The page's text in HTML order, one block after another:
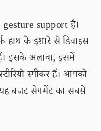
support है।
हाथ के इशारे से डिवाइस
इसके अलावा, इसमें
स्पीकर हैं। आपको
यह बजट सेगमेंट का सबसे